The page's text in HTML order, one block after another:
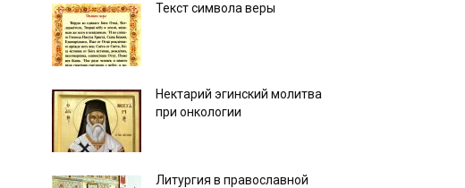
Текст символа веры
Нектарий эгинский молитва
при онкологии
Литургия в православной